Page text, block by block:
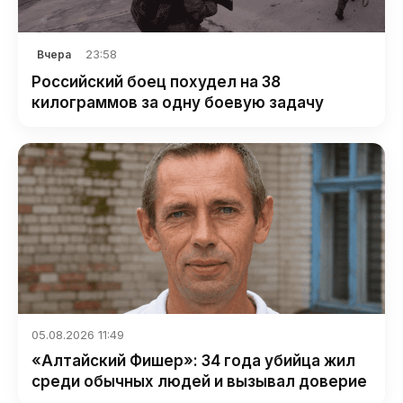
Вчера 23:58
Российский боец похудел на 38
килограммов за одну боевую задачу
05.08.2026 11:49
«Алтайский Фишер»: 34 года убийца жил
среди обычных людей и вызывал доверие